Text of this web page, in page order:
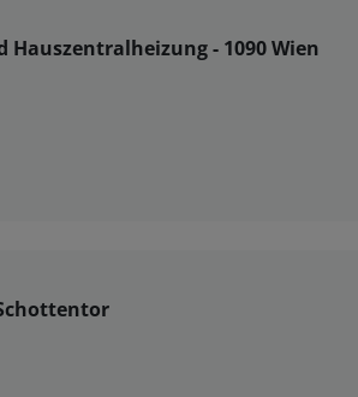
- 1090 Wien